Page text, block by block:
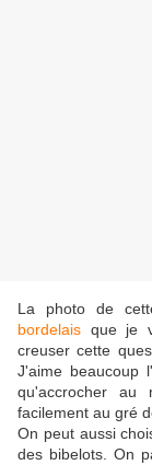
La photo de
bordelais que je
creuser cette
J'aime beaucoup
qu'accrocher
facilement au gré
On peut aussi
des bibelots. On